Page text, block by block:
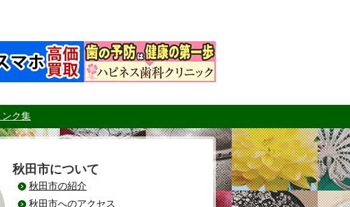
ンク集
秋田市について
秋田市の紹介
秋田市へのアクセス